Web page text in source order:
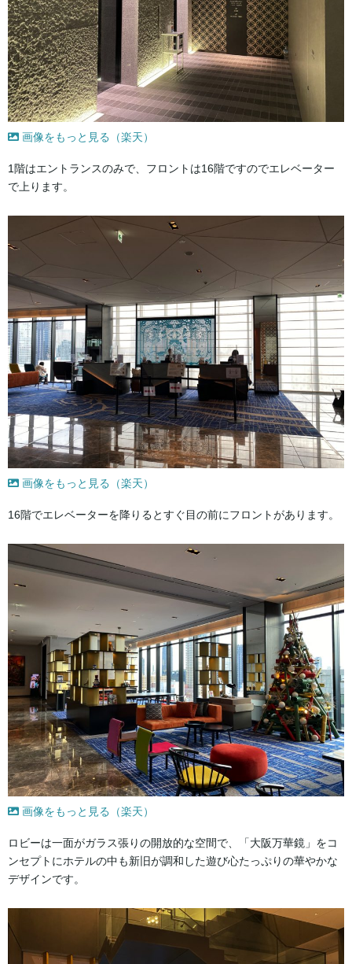
画像をもっと見る（楽天）
1階はエントランスのみで、フロントは16階ですのでエレベーター
で上ります。
画像をもっと見る（楽天）
16階でエレベーターを降りるとすぐ目の前にフロントがあります。
画像をもっと見る（楽天）
ロビーは一面がガラス張りの開放的な空間で、「大阪万華鏡」をコ
ンセプトにホテルの中も新旧が調和した遊び心たっぷりの華やかな
デザインです。